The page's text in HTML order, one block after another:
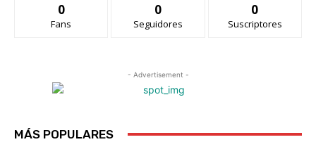
0
Fans
0
Seguidores
0
Suscriptores
- Advertisement -
MÁS POPULARES